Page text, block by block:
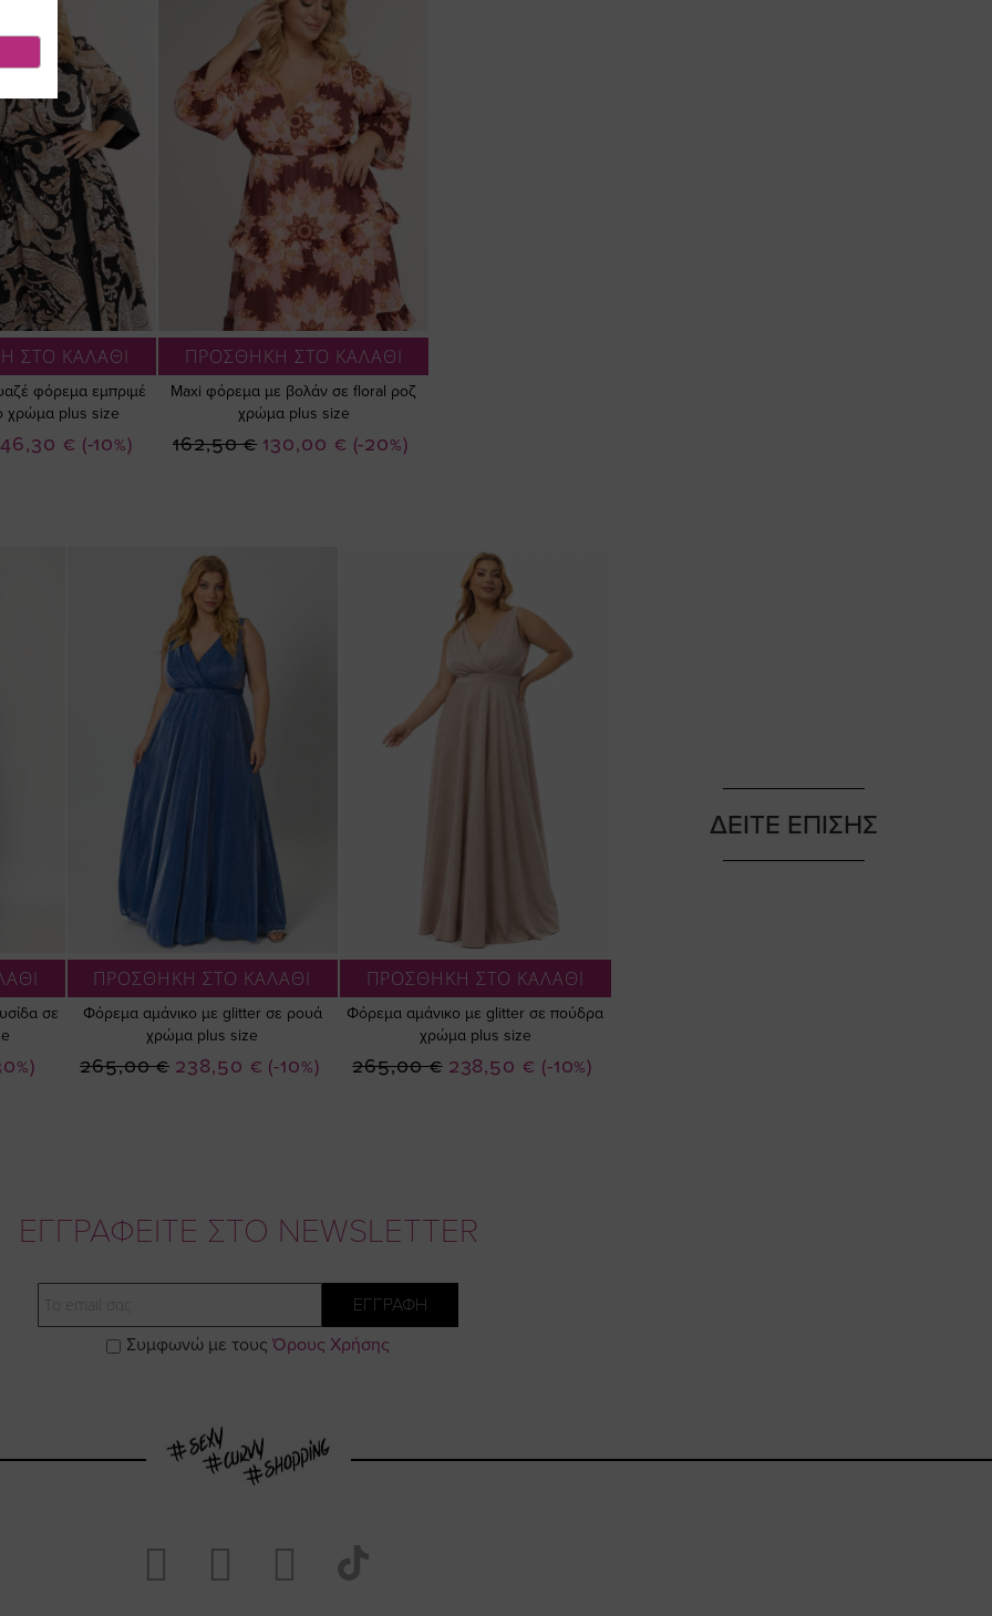
ΣΤΟ ΚΑΛΑΘΙ
φόρεμα εμπριμέ
χρώμα plus size
(-10%)
€
ΠΡΟΣΘΗΚΗ ΣΤΟ ΚΑΛΑΘΙ
Maxi φόρεμα με βολάν σε floral ροζ
χρώμα plus size
(-20%)
Ειδική
130,00 €
162,50 €
σε
ΠΡΟΣΘΗΚΗ ΣΤΟ ΚΑΛΑΘΙ
Φόρεμα αμάνικο με glitter σε ρουά
χρώμα plus size
(-10%)
Ειδική
238,50 €
265,00 €
ΠΡΟΣΘΗΚΗ ΣΤΟ ΚΑΛΑΘΙ
Φόρεμα αμάνικο με glitter σε πούδρα
χρώμα plus size
(-10%)
Ειδική
238,50 €
265,00 €
ΔΕΙΤΕ ΕΠΙΣΗΣ
ΕΓΓΡΑΦΕΙΤΕ ΣΤΟ NEWSLETTER
ΕΓΓΡΑΦΗ
Συμφωνώ με τους Όρους Χρήσης
Visit Visit Visit